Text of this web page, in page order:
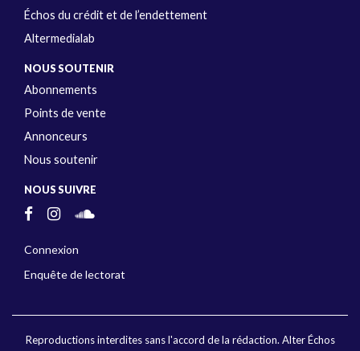
Échos du crédit et de l’endettement
Altermedialab
NOUS SOUTENIR
Abonnements
Points de vente
Annonceurs
Nous soutenir
NOUS SUIVRE
Connexion
Enquête de lectorat
Reproductions interdites sans l'accord de la rédaction. Alter Échos